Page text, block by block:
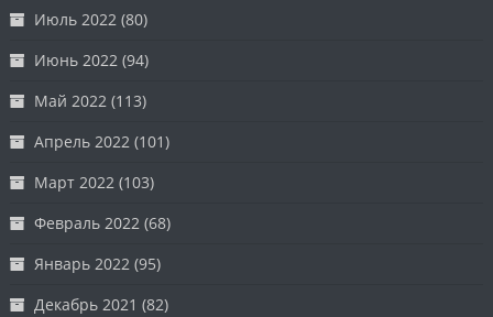
Июль 2022 (80)
Июнь 2022 (94)
Май 2022 (113)
Апрель 2022 (101)
Март 2022 (103)
Февраль 2022 (68)
Январь 2022 (95)
Декабрь 2021 (82)